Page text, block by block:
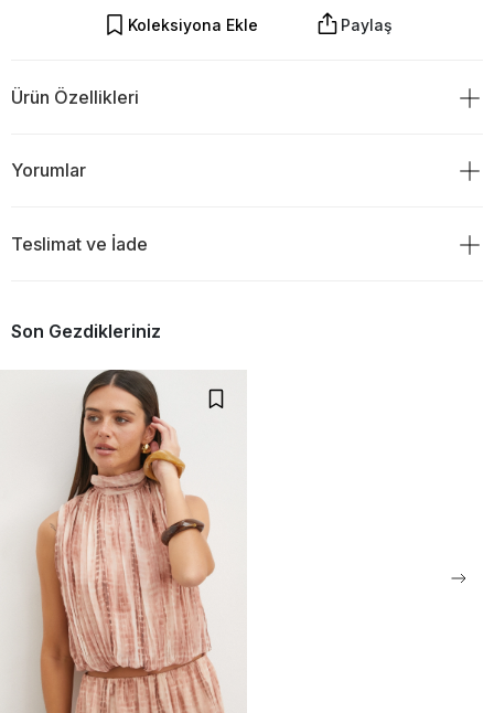
Koleksiyona Ekle Paylaş
Ürün Özellikleri
Yorumlar
Ürün Değerlendirmeleri
Bu ürün ile ilgili düşüncelerinizi paylaşın
Teslimat ve İade
Ürünü sipariş verdiğiniz gün saat 18:00 ve öncesi ise siparişiniz
Eğer kargoyu saat 18:00`den sonra verdiyseniz ürününüzün
stoklarda olması durumunda ertesi gün kargolama yapılmaktadır.
Son Gezdikleriniz